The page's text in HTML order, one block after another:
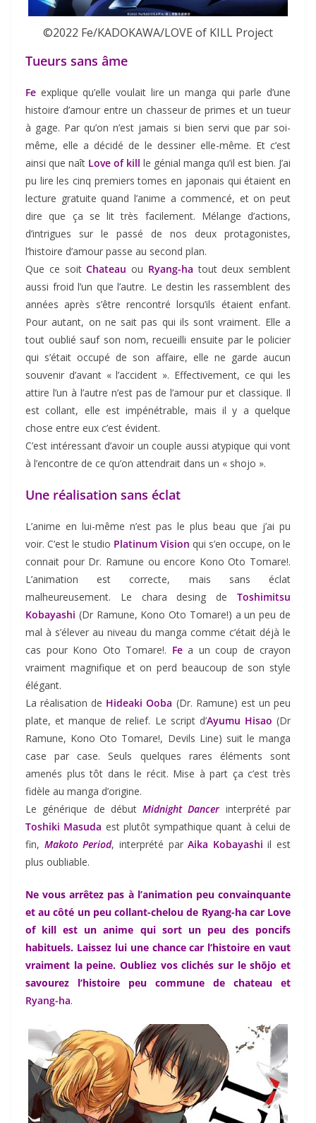
©2022 Fe/KADOKAWA/LOVE of KILL Project
Tueurs sans âme
Fe explique qu’elle voulait lire un manga qui parle d’une
histoire d’amour entre un chasseur de primes et un tueur
à gage. Par qu’on n’est jamais si bien servi que par soi-
même, elle a décidé de le dessiner elle-même. Et c’est
ainsi que naît Love of kill le génial manga qu’il est bien. J’ai
pu lire les cinq premiers tomes en japonais qui étaient en
lecture gratuite quand l’anime a commencé, et on peut
dire que ça se lit très facilement. Mélange d’actions,
d’intrigues sur le passé de nos deux protagonistes,
l’histoire d’amour passe au second plan.
Que ce soitChateau ou Ryang-ha tout deux semblent
aussi froid l’un que l’autre. Le destin les rassemblent des
années après s’être rencontré lorsqu’ils étaient enfant.
Pour autant, on ne sait pas qui ils sont vraiment. Elle a
tout oublié sauf son nom, recueilli ensuite par le policier
qui s’était occupé de son affaire, elle ne garde aucun
souvenir d’avant « l’accident ». Effectivement, ce qui les
attire l’un à l’autre n’est pas de l’amour pur et classique. Il
est collant, elle est impénétrable, mais il y a quelque
chose entre eux c’est évident.
C’est intéressant d’avoir un couple aussi atypique qui vont
à l’encontre de ce qu’on attendrait dans un « shojo ».
Une réalisation sans éclat
L’anime en lui-même n’est pas le plus beau que j’ai pu
voir. C’est le studio Platinum Vision qui s’en occupe, on le
connait pour Dr. Ramune ou encore Kono Oto Tomare!.
L’animation est correcte, mais sans éclat
malheureusement. Le chara desing de Toshimitsu
Kobayashi (Dr Ramune, Kono Oto Tomare!) a un peu de
mal à s’élever au niveau du manga comme c’était déjà le
cas pour Kono Oto Tomare!. Fea un coup de crayon
vraiment magnifique et on perd beaucoup de son style
élégant.
La réalisation de Hideaki Ooba (Dr. Ramune) est un peu
plate, et manque de relief. Le script d’Ayumu Hisao (Dr
Ramune, Kono Oto Tomare!, Devils Line) suit le manga
case par case. Seuls quelques rares éléments sont
amenés plus tôt dans le récit. Mise à part ça c’est très
fidèle au manga d’origine.
Le générique de débutMidnight Dancer interprété par
Toshiki Masuda est plutôt sympathique quant à celui de
fin, Makoto Period, interprété parAika Kobayashi il est
plus oubliable.
Ne vous arrêtez pas à l’animation peu convainquante
et au côté un peu collant-chelou de Ryang-ha car Love
of kill est un anime qui sort un peu des poncifs
habituels. Laissez lui une chance car l’histoire en vaut
vraiment la peine. Oubliez vos clichés sur le shōjo et
savourez l’histoire peu commune de chateau et
Ryang-ha.